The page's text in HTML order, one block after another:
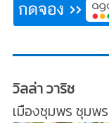
วิลล่า วาริช
เมืองชุมพร ชุมพร